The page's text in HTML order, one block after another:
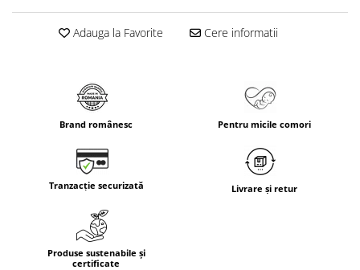
Adauga la Favorite Cere informatii
Brand românesc Pentru micile comori
Tranzacție securizată Livrare și retur
Produse sustenabile și
certificate